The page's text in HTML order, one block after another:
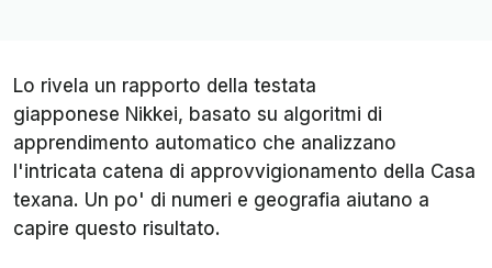
Lo rivela un rapporto della testata
giapponese Nikkei, basato su algoritmi di
apprendimento automatico che analizzano
l'intricata catena di approvvigionamento della Casa
texana. Un po' di numeri e geografia aiutano a
capire questo risultato.